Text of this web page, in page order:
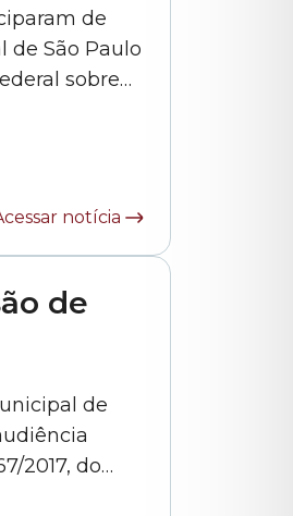
de
de São Paulo
sobre
do
notícia
de
de
2017, do